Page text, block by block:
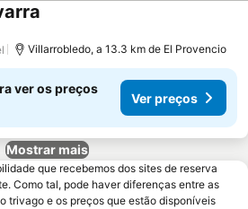
Villarrobledo, a 13.3 km de El Provencio
ver os preços
Ver preços
Mostrar mais
que recebemos dos sites de reserva
Como tal, pode haver diferenças entre as
trivago e os preços que estão disponíveis